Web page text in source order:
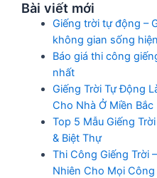
Bài viết mới
Giếng trời tự động –
không gian sống
Báo giá thi công
nhất
Giếng Trời Tự Động
Cho Nhà Ở Miền Bắc
Top 5 Mẫu Giếng
& Biệt Thự
Thi Công Giếng Trời
Nhiên Cho Mọi Công